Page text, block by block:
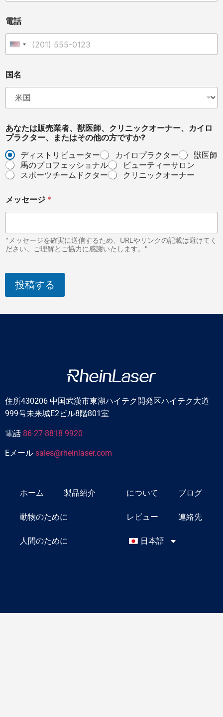
電話
United States +1
国名
e
t
e
r
i
n
r
i
a
,
電
話
ッ
あなたは販売業者、獣医師、クリニックオーナー、カイロ
プラクター、またはその他の方ですか?
ディストリビューター
カイロプラクター
獣医師
馬のプロフェッショナル
ビューティーサロン
スポーツチームドクター
クリニックオーナー
メッセージ *
"メッセージを確実に送信するため、URLやリンクの記載は避けてく
ださい。ご理解とご協力に感謝いたします。"
投稿する
住所430206 中国武漢市東湖ハイテク開発区ハイテク大道
999号未来城E2ビル8階801室
電話 86-27-8818 9920
Eメール sales@rheinlaser.com
ホーム 製品紹介
動物のために
人間のために
について ブログ
レビュー 連絡先
日本語